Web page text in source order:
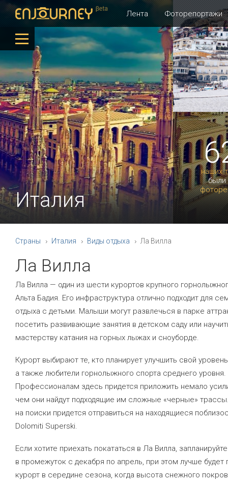
Лента Фоторепортажи
наших
были
Италия
Страны Италия Виды отдыха Ла Вилла
Ла Вилла
Ла Вилла — один из шести курортов крупного
Альта Бадия. Его инфраструктура отлично подходит для
отдыха с детьми. Малыши могут развлечься в парке
посетить развивающие занятия в детском саду или
мастерству катания на горных лыжах и сноуборде.
Курорт выбирают те, кто планирует улучшить свой
а также любители горнолыжного спорта среднего уровня.
Профессионалам здесь придется приложить немало
чем они найдут подходящие им сложные «черные»
на поиски придется отправиться на находящиеся
Dolomiti Superski.
Если хотите приехать покататься в Ла Вилла,
в промежуток с декабря по апрель, при этом лучше будет
курорт в середине сезона, когда высота снежного